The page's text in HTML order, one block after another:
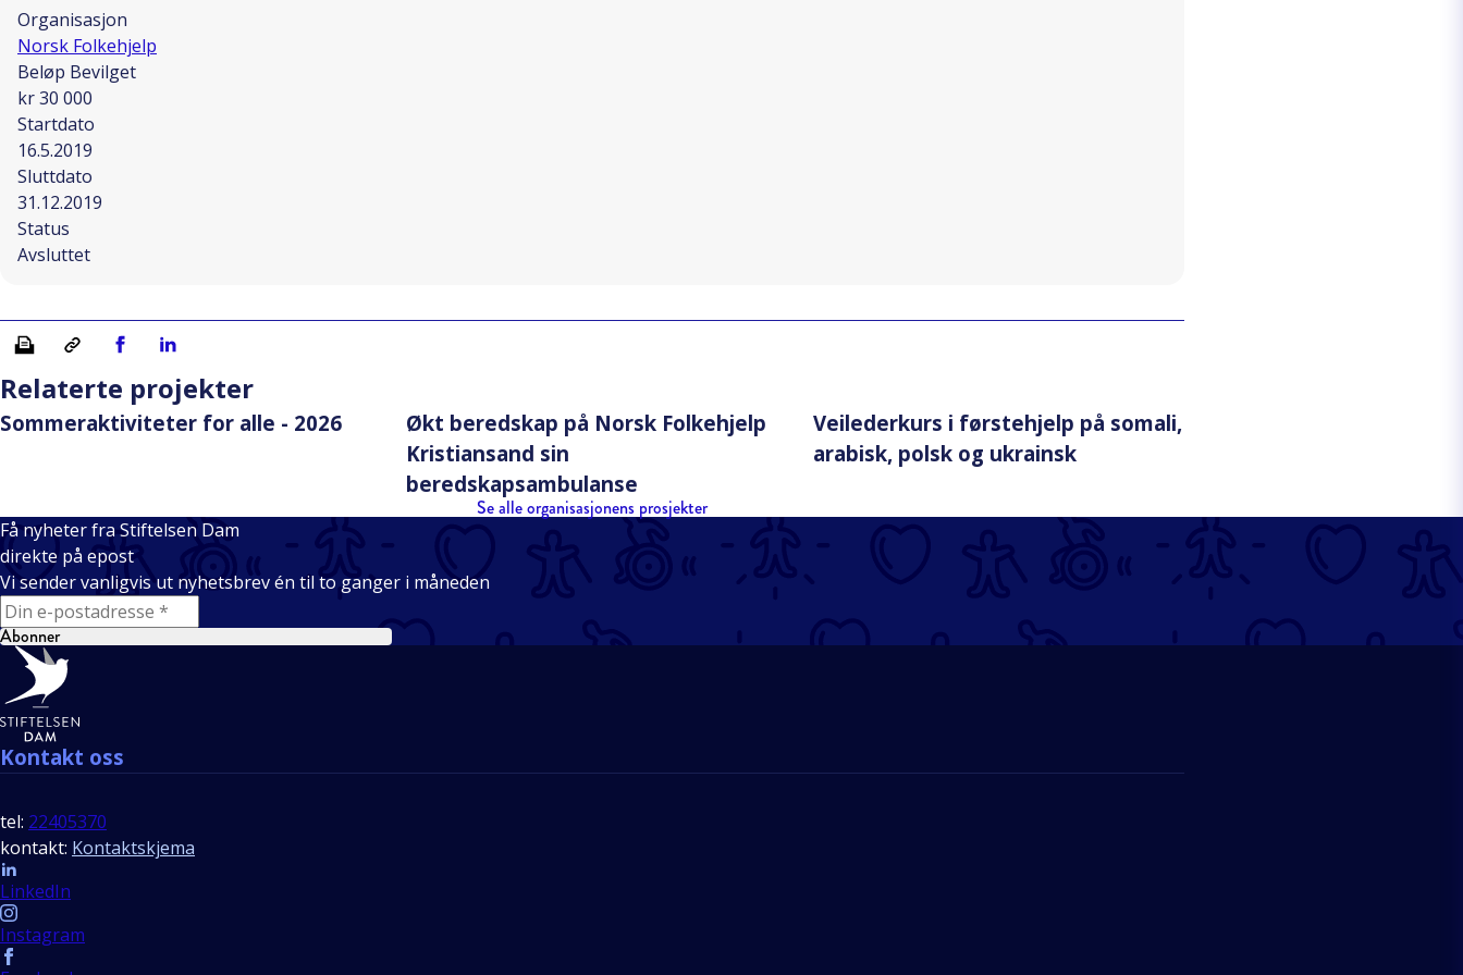
Organisasjon
Norsk Folkehjelp
Beløp Bevilget
kr 30 000
Startdato
16.5.2019
Sluttdato
31.12.2019
Status
Avsluttet
Skriv ut Kopiera länkDel på Facebook
Del på Linkedin
Relaterte projekter
Sommeraktiviteter for alle - 2026
Økt beredskap på Norsk Folkehjelp
Kristiansand sin
beredskapsambulanse
Veilederkurs i førstehjelp på somali,
arabisk, polsk og ukrainsk
Se alle organisasjonens prosjekter
Få nyheter fra Stiftelsen Dam
direkte på epost
Vi sender vanligvis ut nyhetsbrev én til to ganger i måneden
E-mail
Abonner
Bunntekst
Kontakt oss
tel: 22405370
kontakt: Kontaktskjema
Follow us
LinkedIn
Instagram